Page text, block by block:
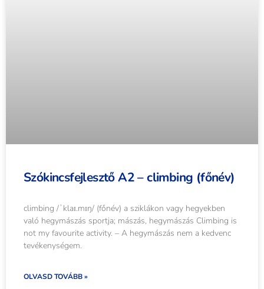
Szókincsfejlesztő A2 – climbing (főnév)
climbing /ˈklaɪ.mɪŋ/ (főnév) a sziklákon vagy hegyekben
való hegymászás sportja; mászás, hegymászás Climbing is
not my favourite activity. – A hegymászás nem a kedvenc
tevékenységem.
OLVASD TOVÁBB »